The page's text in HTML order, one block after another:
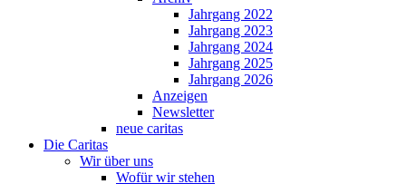
Jahrgang 2022
Jahrgang 2023
Jahrgang 2024
Jahrgang 2025
Jahrgang 2026
Anzeigen
Newsletter
neue caritas
Die Caritas
Wir über uns
Wofür wir stehen